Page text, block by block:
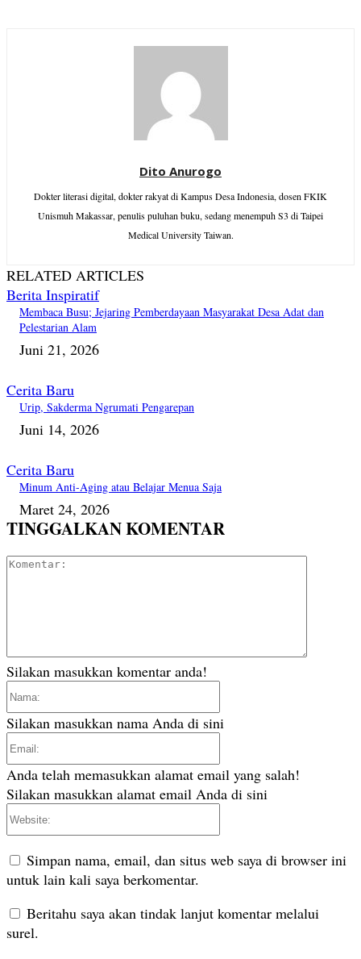
Dito Anurogo
Dokter literasi digital, dokter rakyat di Kampus Desa Indonesia, dosen FKIK
Unismuh Makassar, penulis puluhan buku, sedang menempuh S3 di Taipei
Medical University Taiwan.
RELATED ARTICLES
Berita Inspiratif
Membaca Busu; Jejaring Pemberdayaan Masyarakat Desa Adat dan
Pelestarian Alam
Juni 21, 2026
Cerita Baru
Urip, Sakderma Ngrumati Pengarepan
Juni 14, 2026
Cerita Baru
Minum Anti-Aging atau Belajar Menua Saja
Maret 24, 2026
TINGGALKAN KOMENTAR
Silakan masukkan komentar anda!
Silakan masukkan nama Anda di sini
Anda telah memasukkan alamat email yang salah!
Silakan masukkan alamat email Anda di sini
Simpan nama, email, dan situs web saya di browser ini
untuk lain kali saya berkomentar.
Beritahu saya akan tindak lanjut komentar melalui
surel.